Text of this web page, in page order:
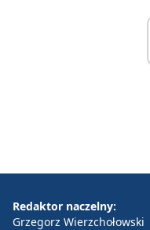
Redaktor naczelny:
Grzegorz Wierzchołowski